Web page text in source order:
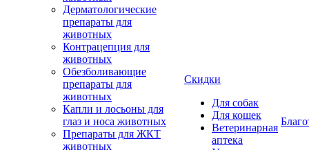
Дерматологические
препараты для
животных
Контрацепция для
животных
Обезболивающие
препараты для
животных
Капли и лосьоны для
глаз и носа животных
Препараты для ЖКТ
животных
Скидки
Для собак
Для кошек
Ветеринарная
аптека